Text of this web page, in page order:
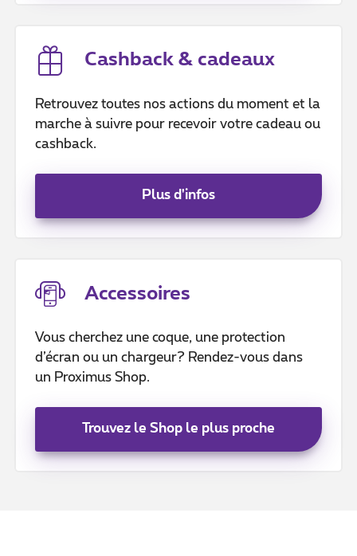
Cashback & cadeaux
Retrouvez toutes nos actions du moment et la
marche à suivre pour recevoir votre cadeau ou
cashback.
Plus d'infos
Accessoires
Vous cherchez une coque, une protection
d’écran ou un chargeur? Rendez-vous dans
un Proximus Shop.
Trouvez le Shop le plus proche